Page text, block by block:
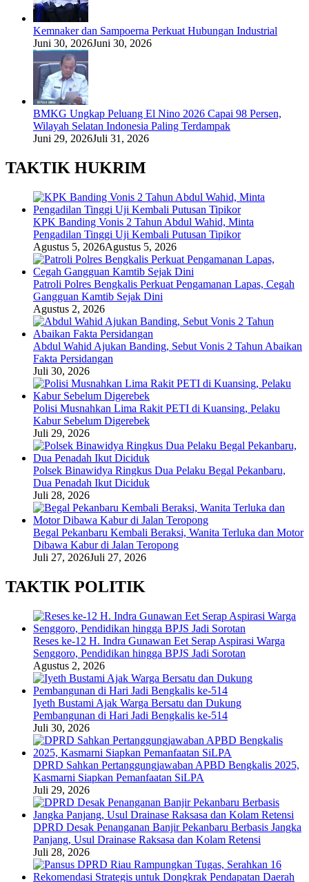
Kemnaker dan Sampoerna Perkuat Hubungan Industrial
Juni 30, 2026Juni 30, 2026
BMKG Ungkap Peluang El Nino 2026 Capai 98 Persen,
Wilayah Selatan Indonesia Paling Terdampak
Juni 29, 2026Juli 31, 2026
TAKTIK HUKRIM
KPK Banding Vonis 2 Tahun Abdul Wahid, Minta
Pengadilan Tinggi Uji Kembali Putusan Tipikor
Agustus 5, 2026Agustus 5, 2026
Patroli Polres Bengkalis Perkuat Pengamanan Lapas, Cegah
Gangguan Kamtib Sejak Dini
Agustus 2, 2026
Abdul Wahid Ajukan Banding, Sebut Vonis 2 Tahun Abaikan
Fakta Persidangan
Juli 30, 2026
Polisi Musnahkan Lima Rakit PETI di Kuansing, Pelaku
Kabur Sebelum Digerebek
Juli 29, 2026
Polsek Binawidya Ringkus Dua Pelaku Begal Pekanbaru,
Dua Penadah Ikut Diciduk
Juli 28, 2026
Begal Pekanbaru Kembali Beraksi, Wanita Terluka dan Motor
Dibawa Kabur di Jalan Teropong
Juli 27, 2026Juli 27, 2026
TAKTIK POLITIK
Reses ke-12 H. Indra Gunawan Eet Serap Aspirasi Warga
Senggoro, Pendidikan hingga BPJS Jadi Sorotan
Agustus 2, 2026
Iyeth Bustami Ajak Warga Bersatu dan Dukung
Pembangunan di Hari Jadi Bengkalis ke-514
Juli 30, 2026
DPRD Sahkan Pertanggungjawaban APBD Bengkalis 2025,
Kasmarni Siapkan Pemanfaatan SiLPA
Juli 29, 2026
DPRD Desak Penanganan Banjir Pekanbaru Berbasis Jangka
Panjang, Usul Drainase Raksasa dan Kolam Retensi
Juli 28, 2026